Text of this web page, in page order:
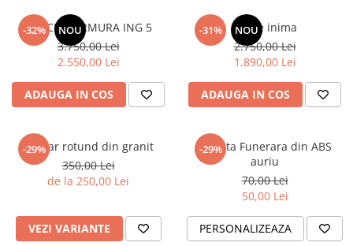
-32% NOU
CRUCE MARMURA ING 5
3.750,00 Lei
2.550,00 Lei
ADAUGA IN COS
-31% NOU
Cruce inima
2.750,00 Lei
1.890,00 Lei
ADAUGA IN COS
-29%
Felinar rotund din granit
350,00 Lei
de la 250,00 Lei
VEZI VARIANTE
-29%
Placuta Funerara din ABS
auriu
70,00 Lei
50,00 Lei
PERSONALIZEAZA